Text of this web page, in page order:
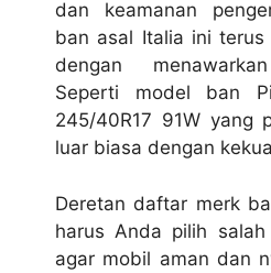
dan keamanan
ban asal Italia ini terus
dengan
Seperti model ban
245/40R17 91W yang
luar biasa dengan
Deretan daftar merk
harus Anda pilih
agar mobil aman dan